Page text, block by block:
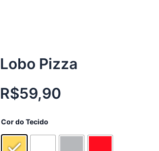
Lobo Pizza
R$59,90
Cor do Tecido
Lobo
Pizza
quantidade